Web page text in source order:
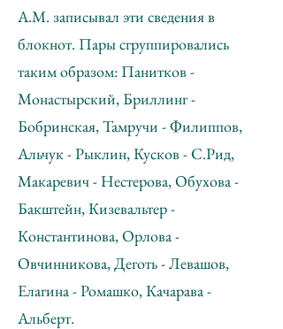
А.М. записывал эти сведения в
блокнот. Пары сгруппировались
таким образом: Панитков -
Монастырский, Бриллинг -
Бобринская, Тамручи - Филиппов,
Альчук - Рыклин, Кусков - С.Рид,
Макаревич - Нестерова, Обухова -
Бакштейн, Кизевальтер -
Константинова, Орлова -
Овчинникова, Деготь - Левашов,
Елагина - Ромашко, Качарава -
Альберт.